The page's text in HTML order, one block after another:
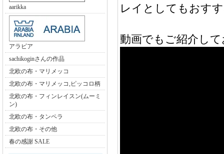
aarikka
アラビア
sachikoginさんの作品
北欧の布・マリメッコ
北欧の布・マリメッコ,ピッコロ柄
北欧の布・フィンレイスン(ムーミ
ン)
北欧の布・タンペラ
北欧の布・その他
春の感謝 SALE
レイとしてもおす
動画でもご紹介し